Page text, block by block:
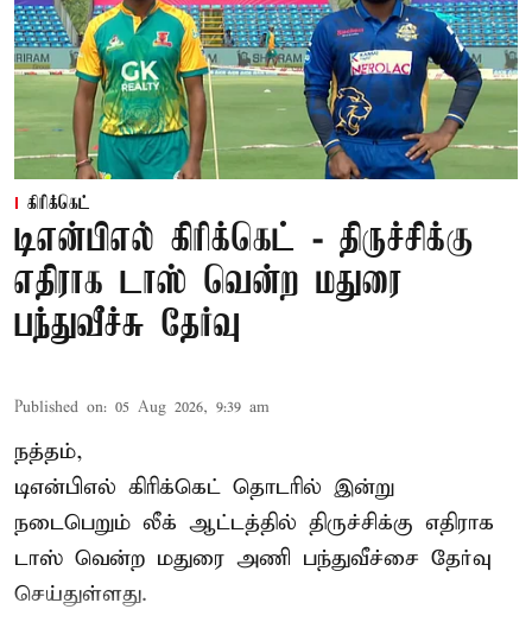
கிரிக்கெட்
டிஎன்பிஎல் கிரிக்கெட் - திருச்சிக்கு
எதிராக டாஸ் வென்ற மதுரை
பந்துவீச்சு தேர்வு
Published on: 05 Aug 2026, 9:39 am
நத்தம்,
டிஎன்பிஎல் கிரிக்கெட் தொடரில் இன்று
நடைபெறும் லீக் ஆட்டத்தில் திருச்சிக்கு எதிராக
டாஸ் வென்ற மதுரை அணி பந்துவீச்சை தேர்வு
செய்துள்ளது.